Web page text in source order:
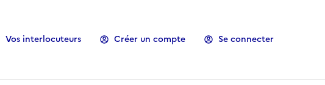
Vos interlocuteurs Créer un compte Se connecter